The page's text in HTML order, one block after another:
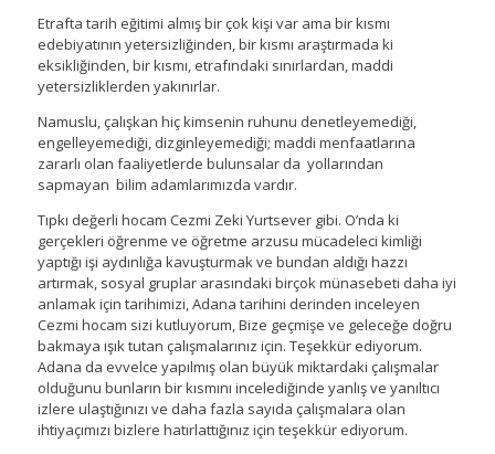
Etrafta tarih eğitimi almış bir çok kişi var ama bir kısmı
edebiyatının yetersizliğinden, bir kısmı araştırmada ki
eksikliğinden, bir kısmı, etrafındaki sınırlardan, maddi
yetersizliklerden yakınırlar.
Namuslu, çalışkan hiç kimsenin ruhunu denetleyemediği,
engelleyemediği, dizginleyemediği; maddi menfaatlarına
zararlı olan faaliyetlerde bulunsalar da yollarından
sapmayan bilim adamlarımızda vardır.
Tıpkı değerli hocam Cezmi Zeki Yurtsever gibi. O’nda ki
gerçekleri öğrenme ve öğretme arzusu mücadeleci kimliği
yaptığı işi aydınlığa kavuşturmak ve bundan aldığı hazzı
artırmak, sosyal gruplar arasındaki birçok münasebeti daha iyi
anlamak için tarihimizi, Adana tarihini derinden inceleyen
Cezmi hocam sizi kutluyorum, Bize geçmişe ve geleceğe doğru
bakmaya ışık tutan çalışmalarınız için. Teşekkür ediyorum.
Adana da evvelce yapılmış olan büyük miktardaki çalışmalar
olduğunu bunların bir kısmını incelediğinde yanlış ve yanıltıcı
izlere ulaştığınızı ve daha fazla sayıda çalışmalara olan
ihtiyaçımızı bizlere hatırlattığınız için teşekkür ediyorum.